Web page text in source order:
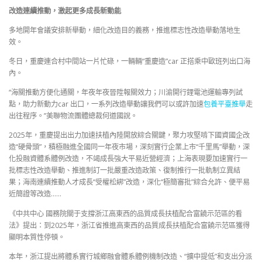
改造連續推動，激起更多成長新動能
多地開年會議安排新舉動，細化改造目的義務，推進標志性改造舉動落地生
效。
冬日，重慶連合村中間站一片忙碌，一輛輛“重慶造”car 正搭乘中歐班列出口海
內。
“海關推動方便化通關，年夜年夜晉陞報關效力；川渝開行鋰電池運輸專列試
點，助力新動力car 出口，一系列改造舉動讓我們可以或許加速包養平臺推舉走
出往程序。”美聯物流團體總裁何道國說。
2025年，重慶提出出力加速扶植內陸開放綜合關鍵，聚力攻堅啃下國資國企改
造“硬骨頭”，積極融進全國同一年夜市場，深刻實行企業上市“千里馬”舉動，深
化投融資體系體例改造，不竭成長強大平易近營經濟；上海表現要加速實行一
批標志性改造舉動、推進制訂一批嚴重改造政策、復制推行一批軌制立異結
果；海南連續推動人才成長“受權松綁”改造，深化“極簡審批”綜合允許、便平易
近簡證等改造……
《中共中心 國務院關于支撐浙江高東西的品質成長扶植配合富饒示范區的看
法》提出：到2025年，浙江省推進高東西的品質成長扶植配合富饒示范區獲得
顯明本質性停頓。
本年，浙江提出將體系實行城鄉融會體系體例機制改造、“擴中提低”和支出分派